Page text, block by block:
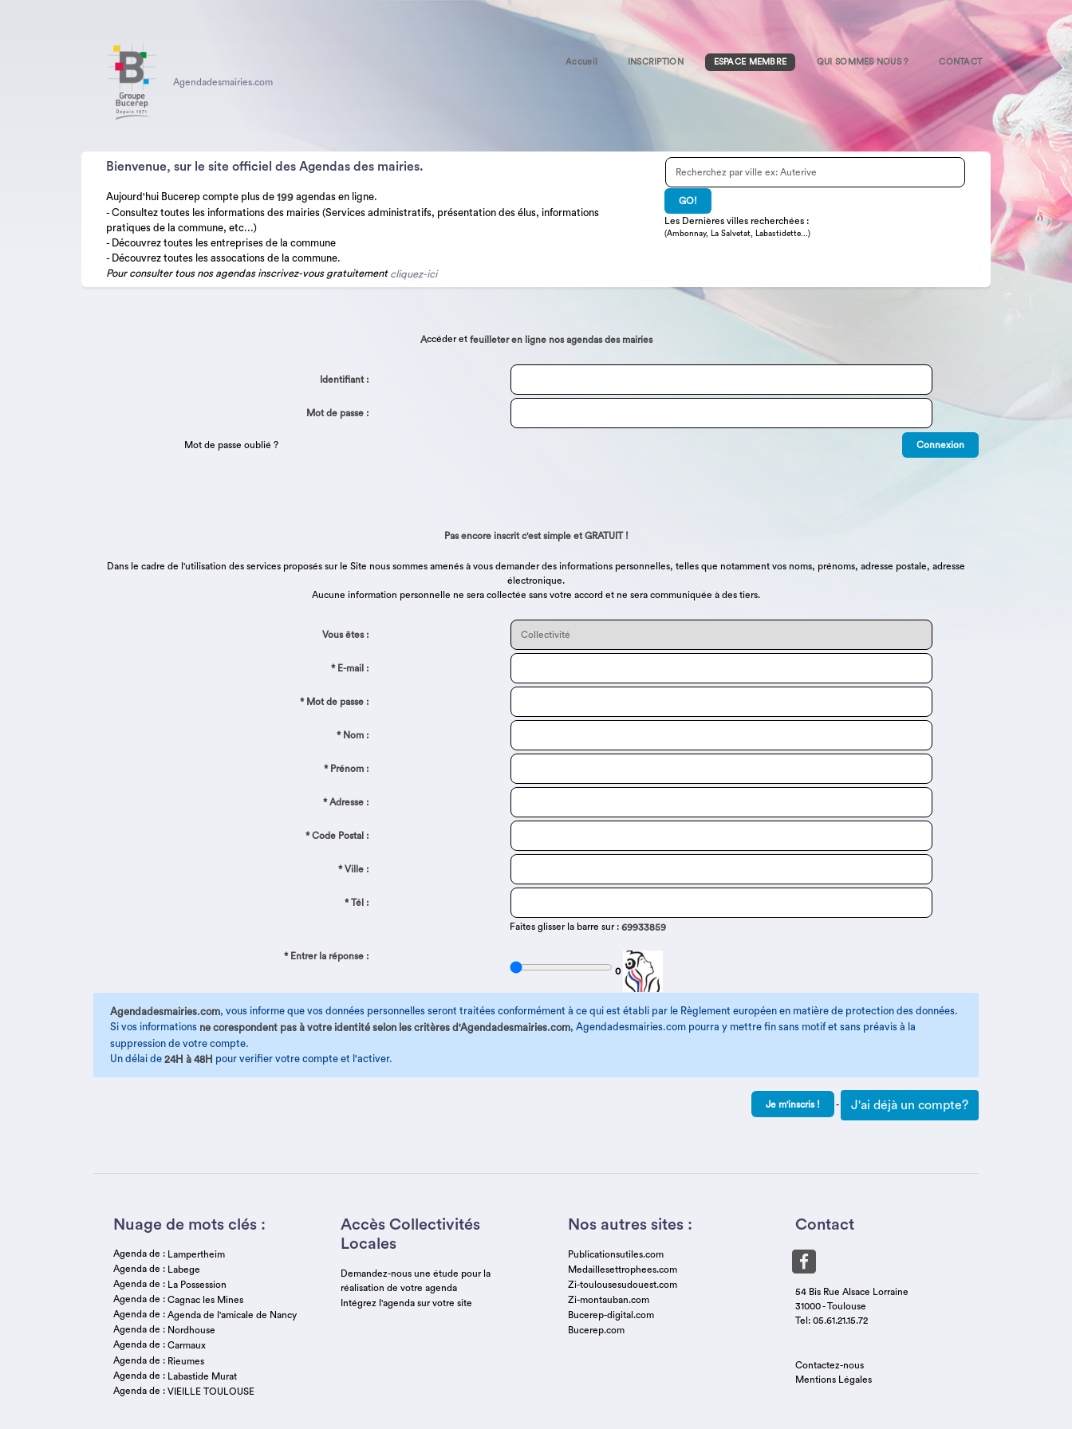
Agendadesmairies.com
Accueil INSCRIPTION ESPACE MEMBRE QUI SOMMES NOUS ? CONTACT
Bienvenue, sur le site officiel des Agendas des mairies.
Aujourd'hui Bucerep compte plus de 199 agendas en ligne.
- Consultez toutes les informations des mairies (Services administratifs, présentation des élus, informations
pratiques de la commune, etc...)
- Découvrez toutes les entreprises de la commune
- Découvrez toutes les assocations de la commune.
Pour consulter tous nos agendas inscrivez-vous gratuitement cliquez-ici
Les Dernières villes recherchées :
(Ambonnay, La Salvetat, Labastidette...)
Accéder et feuilleter en ligne nos agendas des mairies
Identifiant :
Mot de passe :
Mot de passe oublié ?
Pas encore inscrit c'est simple et GRATUIT !
Dans le cadre de l'utilisation des services proposés sur le Site nous sommes amenés à vous demander des informations personnelles, telles que notamment vos noms, prénoms, adresse postale, adresse
électronique.
Aucune information personnelle ne sera collectée sans votre accord et ne sera communiquée à des tiers.
Vous êtes :
* E-mail :
* Mot de passe :
* Nom :
* Prénom :
* Adresse :
* Code Postal :
* Ville :
* Tél :
* Entrer la réponse :
Faites glisser la barre sur : 69933859
0
Agendadesmairies.com, vous informe que vos données personnelles seront traitées conformément à ce qui est établi par le Règlement européen en matière de protection des données.
Si vos informations ne corespondent pas à votre identité selon les critères d'Agendadesmairies.com, Agendadesmairies.com pourra y mettre fin sans motif et sans préavis à la
suppression de votre compte.
Un délai de 24H à 48H pour verifier votre compte et l'activer.
- J'ai déjà un compte?
Nuage de mots clés :
Agenda de :
Lampertheim
Agenda de :
Labege
Agenda de :
La Possession
Agenda de : Cagnac les Mines
Agenda de : Agenda de l'amicale de Nancy
Agenda de : Nordhouse
Agenda de : Carmaux
Agenda de : Rieumes
Agenda de :
Labastide Murat
Agenda de : VIEILLE TOULOUSE
Accès Collectivités
Locales
Demandez-nous une étude pour la
réalisation de votre agenda
Intégrez l'agenda sur votre site
Nos autres sites :
Publicationsutiles.com
Medaillesettrophees.com
Zi-toulousesudouest.com
Zi-montauban.com
Bucerep-digital.com
Bucerep.com
Contact
54 Bis Rue Alsace Lorraine
31000 - Toulouse
Tel: 05.61.21.15.72
Contactez-nous
Mentions Légales